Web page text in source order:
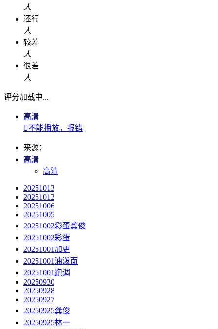
人
还行
人
较差
人
很差
人
评分加载中...
高清
不能播放，报错
来源：
高清
高清
20251013
20251012
20251006
20251005
20251002彩蛋龚俊
20251002彩蛋
20251001加更
20251001油泼面
20251001跑调
20250930
20250928
20250927
20250925龚俊
20250925林一